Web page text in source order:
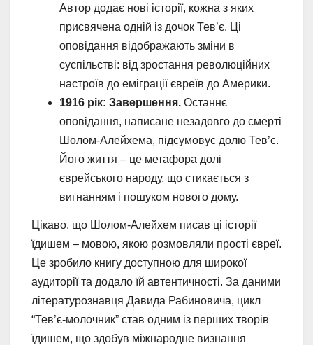
Автор додає нові історії, кожна з яких
присвячена одній із дочок Тев’є. Ці
оповідання відображають зміни в
суспільстві: від зростання революційних
настроїв до еміграції євреїв до Америки.
1916 рік: Завершення. Останнє
оповідання, написане незадовго до смерті
Шолом-Алейхема, підсумовує долю Тев’є.
Його життя – це метафора долі
єврейського народу, що стикається з
вигнанням і пошуком нового дому.
Цікаво, що Шолом-Алейхем писав ці історії
їдишем – мовою, якою розмовляли прості євреї.
Це зробило книгу доступною для широкої
аудиторії та додало їй автентичності. За даними
літературознавця Давида Рабиновича, цикл
“Тев’є-молочник” став одним із перших творів
їдишем, що здобув міжнародне визнання